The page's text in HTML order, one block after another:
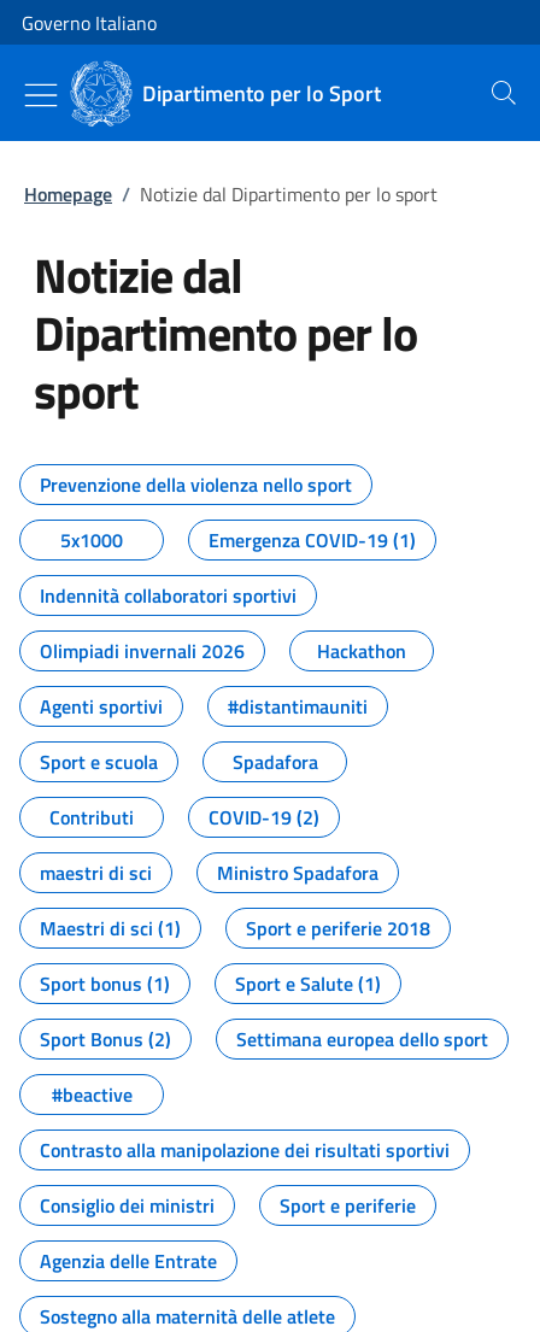
Vai al contenuto
Vai alla navigazione del sito
Governo Italiano
Dipartimento per lo Sport Cerca
Homepage / Notizie dal Dipartimento per lo sport
Notizie dal
Dipartimento per lo
sport
Tutti i contenuti della pagina
Prevenzione della violenza nello sport
5x1000
Emergenza COVID-19 (1)
Indennità collaboratori sportivi
Olimpiadi invernali 2026
Hackathon
Agenti sportivi
#distantimauniti
Sport e scuola
Spadafora
Contributi
COVID-19 (2)
maestri di sci
Ministro Spadafora
Maestri di sci (1)
Sport e periferie 2018
Sport bonus (1)
Sport e Salute (1)
Sport Bonus (2)
Settimana europea dello sport
#beactive
Contrasto alla manipolazione dei risultati sportivi
Consiglio dei ministri
Sport e periferie
Agenzia delle Entrate
Sostegno alla maternità delle atlete